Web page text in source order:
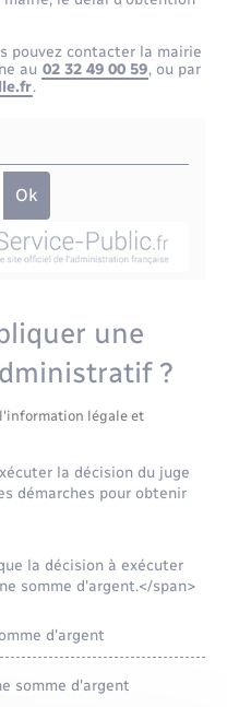
de l’espace
pouvez contacter la mairie
au 02 32 49 00 59, ou par
.
une
?
légale et
la décision du juge
démarches pour obtenir
la décision à exécuter
somme d'argent.</span>
d'argent
somme d'argent